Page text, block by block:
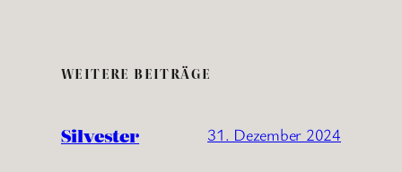
WEITERE BEITRÄGE
Silvester 31. Dezember 2024